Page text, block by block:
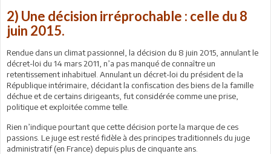
2) Une décision irréprochable : celle du 8
juin 2015.
Rendue dans un climat passionnel, la décision du 8 juin 2015, annulant le
décret-loi du 14 mars 2011, n’a pas manqué de connaître un
retentissement inhabituel. Annulant un décret-loi du président de la
République intérimaire, décidant la confiscation des biens de la famille
déchue et de certains dirigeants, fut considérée comme une prise,
politique et exploitée comme telle.
Rien n’indique pourtant que cette décision porte la marque de ces
passions. Le juge est resté fidèle à des principes traditionnels du juge
administratif (en France) depuis plus de cinquante ans.